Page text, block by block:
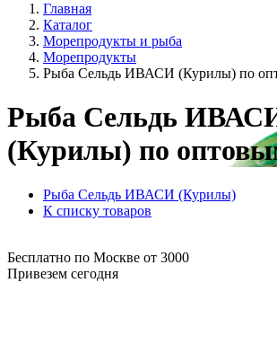
Главная
Каталог
Морепродукты и рыба
Морепродукты
Рыба Сельдь ИВАСИ (Курилы) по
Рыба Сельдь
(Курилы) по
Рыба Сельдь ИВАСИ (Курилы)
К списку товаров
Бесплатно по Москве от 3000
Привезем сегодня